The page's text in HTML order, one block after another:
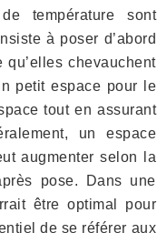
température sont
à poser d’abord
chevauchent
petit espace pour le
tout en assurant
un espace
augmenter selon la
pose. Dans une
être optimal pour
de se référer aux